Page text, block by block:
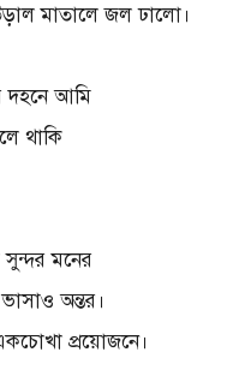
মাতালে জল ঢালো।
দহনে আমি
থাকি
মনের
অন্তর।
প্রয়োজনে।